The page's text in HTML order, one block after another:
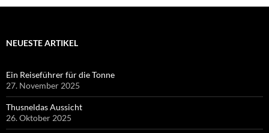
NEUESTE ARTIKEL
Ein Reiseführer für die Tonne
27. November 2025
Thusneldas Aussicht
26. Oktober 2025